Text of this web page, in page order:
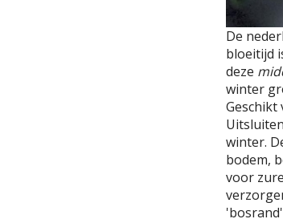
De
bloeitijd
deze
winter
Geschikt
winter.
bodem,
voor